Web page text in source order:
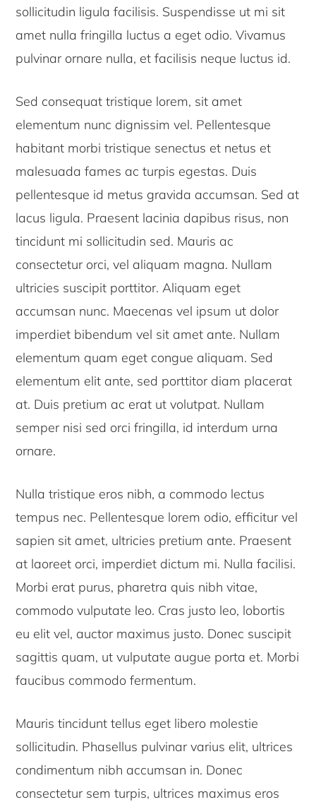
sollicitudin ligula facilisis. Suspendisse ut mi sit
amet nulla fringilla luctus a eget odio. Vivamus
pulvinar ornare nulla, et facilisis neque luctus id.
Sed consequat tristique lorem, sit amet
elementum nunc dignissim vel. Pellentesque
habitant morbi tristique senectus et netus et
malesuada fames ac turpis egestas. Duis
pellentesque id metus gravida accumsan. Sed at
lacus ligula. Praesent lacinia dapibus risus, non
tincidunt mi sollicitudin sed. Mauris ac
consectetur orci, vel aliquam magna. Nullam
ultricies suscipit porttitor. Aliquam eget
accumsan nunc. Maecenas vel ipsum ut dolor
imperdiet bibendum vel sit amet ante. Nullam
elementum quam eget congue aliquam. Sed
elementum elit ante, sed porttitor diam placerat
at. Duis pretium ac erat ut volutpat. Nullam
semper nisi sed orci fringilla, id interdum urna
ornare.
Nulla tristique eros nibh, a commodo lectus
tempus nec. Pellentesque lorem odio, efficitur vel
sapien sit amet, ultricies pretium ante. Praesent
at laoreet orci, imperdiet dictum mi. Nulla facilisi.
Morbi erat purus, pharetra quis nibh vitae,
commodo vulputate leo. Cras justo leo, lobortis
eu elit vel, auctor maximus justo. Donec suscipit
sagittis quam, ut vulputate augue porta et. Morbi
faucibus commodo fermentum.
Mauris tincidunt tellus eget libero molestie
sollicitudin. Phasellus pulvinar varius elit, ultrices
condimentum nibh accumsan in. Donec
consectetur sem turpis, ultrices maximus eros